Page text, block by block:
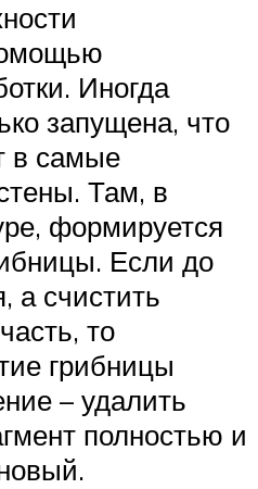
Иногда
запущена, что
в самые
Там, в
формируется
Если до
а счистить
то
грибницы
– удалить
полностью и